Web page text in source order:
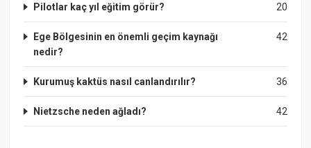
20
Pilotlar kaç yıl eğitim görür?
42
Ege Bölgesinin en önemli geçim kaynağı
nedir?
36
Kurumuş kaktüs nasıl canlandırılır?
42
Nietzsche neden ağladı?